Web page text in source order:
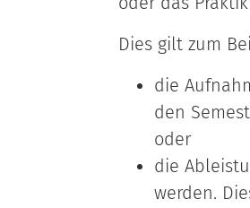
Dies gilt zum
die
den
oder
die
werden.